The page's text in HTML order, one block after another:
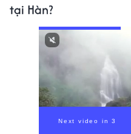
tại Hàn?
Next video in 1